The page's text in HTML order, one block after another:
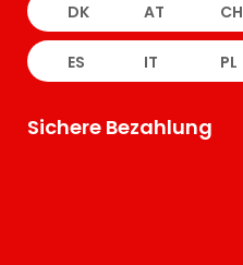
DK AT CH
ES IT PL
Sichere Bezahlung